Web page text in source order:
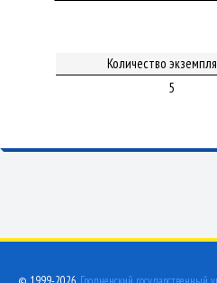
Количество
5